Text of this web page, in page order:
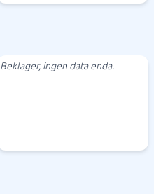
Beklager, ingen data enda.